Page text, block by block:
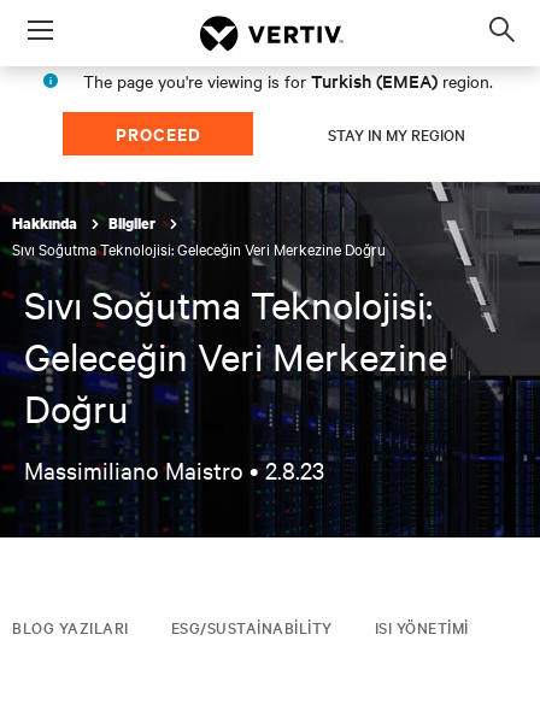
Menu
The page you're viewing is for Turkish (EMEA) region.
PROCEED STAY IN MY REGION
Hakkında Bilgiler
Sıvı Soğutma Teknolojisi: Geleceğin Veri Merkezine Doğru
Sıvı Soğutma Teknolojisi:
Geleceğin Veri Merkezine
Doğru
Massimiliano Maistro •2.8.23
BLOG YAZILARI ESG/SUSTAINABILITY ISI YÖNETIMI